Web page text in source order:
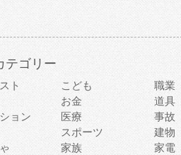
テゴリー
ト こども 職業
お金
道具
ョン
医療 事故
スポーツ
建物
家族 家電